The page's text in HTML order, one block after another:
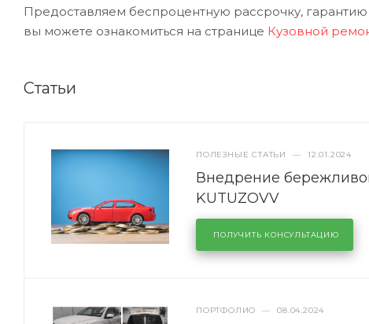
Предоставляем беспроцентную рассрочку,
вы можете ознакомиться на странице Кузовной
Статьи
ПОЛЕЗНЫЕ СТАТЬИ — 12.01.2024
Внедрение
KUTUZOVV
ПОЛУЧИТЬ КОНСУЛЬТАЦИЮ
ПОРТФОЛИО — 08.04.2024